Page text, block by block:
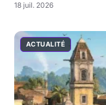
18 juil. 2026
ACTUALITÉ